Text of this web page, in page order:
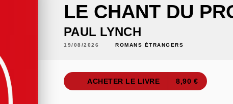
LE CHANT DU
PAUL LYNCH
19/08/2026 ROMANS ÉTRANGERS
ACHETER LE LIVRE 8,90 €